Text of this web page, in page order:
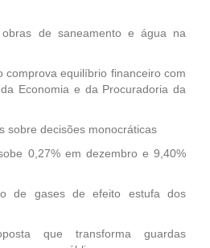
de saneamento e água na
comprova equilíbrio financeiro com
Economia e da Procuradoria da
sobre decisões monocráticas
0,27% em dezembro e 9,40%
de gases de efeito estufa dos
que transforma guardas